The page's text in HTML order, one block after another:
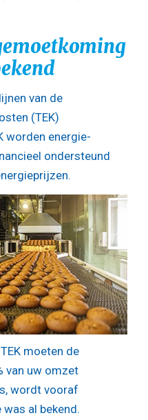
van de
(TEK)
worden energie-
ondersteund
moeten de
van uw omzet
wordt vooraf
al bekend.